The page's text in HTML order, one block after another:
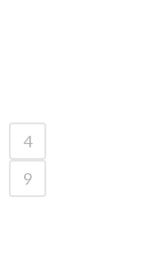
4
9